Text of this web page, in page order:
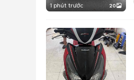
1 phút trước 20